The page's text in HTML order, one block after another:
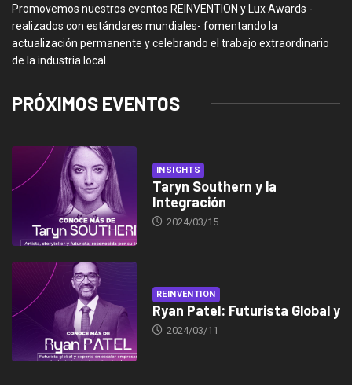
Promovemos nuestros eventos REINVENTION y Lux Awards -
realizados con estándares mundiales- fomentando la
actualización permanente y celebrando el trabajo extraordinario
de la industria local.
PRÓXIMOS EVENTOS
INSIGHTS
Taryn Southern y la
Integración
2024/03/15
REINVENTION
Ryan Patel: Futurista Global y
2024/03/11